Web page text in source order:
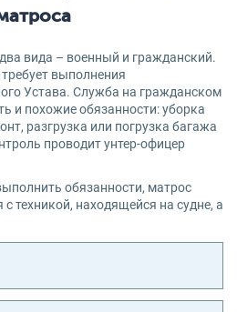
вида – военный и гражданский.
выполнения
Устава. Служба на гражданском
и похожие обязанности: уборка
разгрузка или погрузка багажа
проводит унтер-офицер
обязанности, матрос
техникой, находящейся на судне, а